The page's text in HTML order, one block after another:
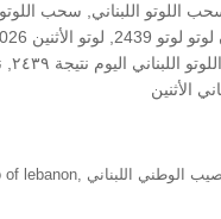
2439, زيد, زيد 2439, سحب 2439, سحب الأثنين سحب اللوتو سحب اللوتو ١٣ أيار ٢٠١٩ سحب